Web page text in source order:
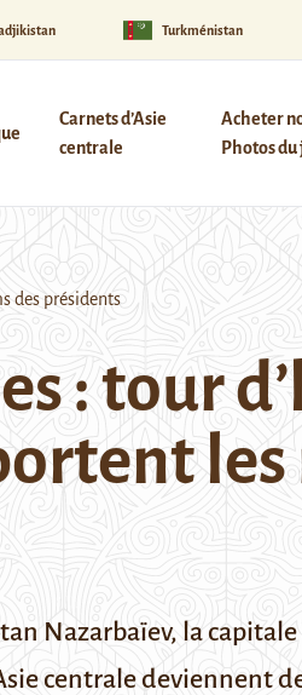
Turkménistan
Carnets d’Asie
centrale
Acheter
Photos
des présidents
: tour
les
Nazarbaïev, la capitale
centrale deviennent